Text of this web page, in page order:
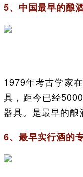
5、中国最早的酿
1979年考古学家
具，距今已经
器具。是最早的酿
6、最早实行酒的